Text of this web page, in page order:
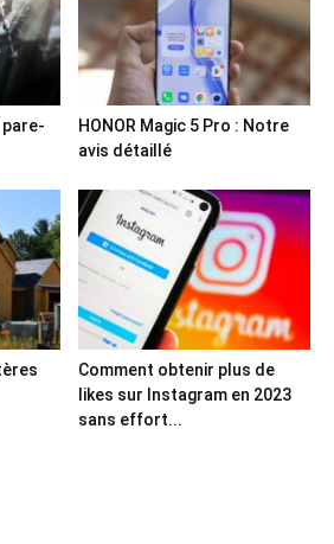
HONOR Magic 5 Pro : Notre
avis détaillé
Comment obtenir plus de
likes sur Instagram en 2023
sans effort...